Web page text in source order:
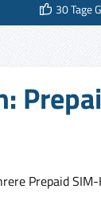
30 Tage
Prepaid